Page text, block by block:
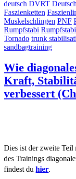
deutsch DVRT
Faszienketten
Muskelschlingen PNF
Rumpfstabi
Tornado trunk
sandbagtraining
Wie
Kraft,
verbessert
Dies ist der zweite Teil
des Trainings
findest du hier.